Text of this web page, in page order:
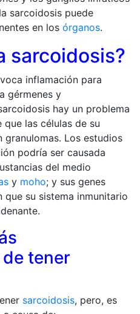
sarcoidosis puede
en los órganos.
sarcoidosis?
inflamación para
gérmenes y
hay un problema
las células de su
granulomas. Los estudios
podría ser causada
del medio
y moho; y sus genes
su sistema inmunitario
tener
sarcoidosis, pero, es